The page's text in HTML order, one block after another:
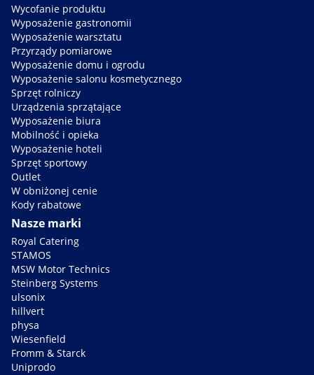
Wycofanie produktu
Wyposażenie gastronomii
Wyposażenie warsztatu
Przyrządy pomiarowe
Wyposażenie domu i ogrodu
Wyposażenie salonu kosmetycznego
Sprzęt rolniczy
Urządzenia sprzątające
Wyposażenie biura
Mobilność i opieka
Wyposażenie hoteli
Sprzęt sportowy
Outlet
W obniżonej cenie
Kody rabatowe
Nasze marki
Royal Catering
STAMOS
MSW Motor Technics
Steinberg Systems
ulsonix
hillvert
physa
Wiesenfield
Fromm & Starck
Uniprodo